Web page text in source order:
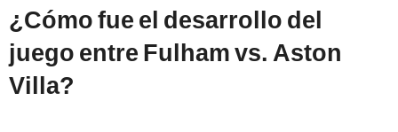
¿Cómo fue el desarrollo del
juego entre Fulham vs. Aston
Villa?